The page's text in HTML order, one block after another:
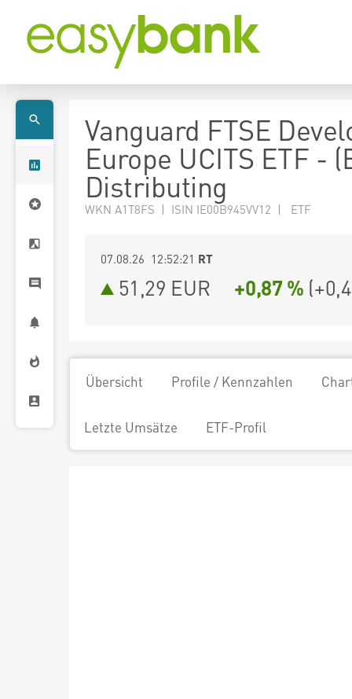
Vanguard FTSE
Europe UCITS ETF -
Distributing
WKN A1T8FS | ISIN IE00B945VV12 | ETF
07.08.26 12:52:21 RT
51,29 EUR +0,87 % (
Übersicht Profile / Kennzahlen
Letzte Umsätze ETF-Profil